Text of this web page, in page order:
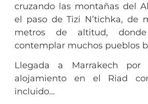
cruzando las montañas del
el paso de Tizi N’tichka, de
metros de altitud, donde
contemplar muchos pueblos
Llegada a Marrakech
alojamiento en el Riad
incluido…